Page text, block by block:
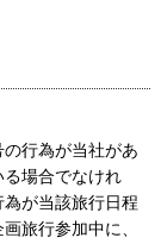
行為が当社があ
場合でなけれ
が当該旅行日程
旅行参加中に、